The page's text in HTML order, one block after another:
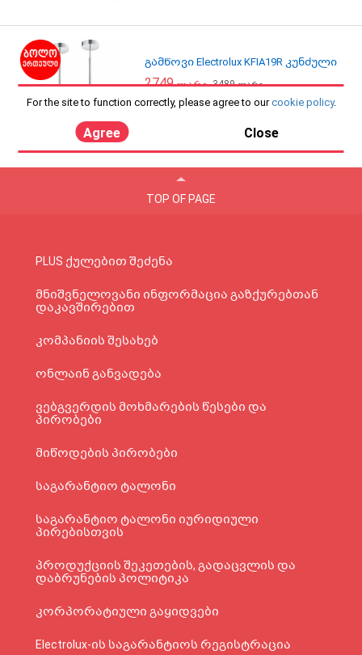
გამწოვი Electrolux KFIA19R კუნძული
2749 ლარი 3489ლარი
TOP OF PAGE
PLUS ქულებით შეძენა
მნიშვნელოვანი ინფორმაცია გაზქურებთან
დაკავშირებით
კომპანიის შესახებ
ონლაინ განვადება
ვებგვერდის მოხმარების წესები და
პირობები
მიწოდების პირობები
საგარანტიო ტალონი
საგარანტიო ტალონი იურიდიული
პირებისთვის
პროდუქციის შეკეთების, გადაცვლის და
დაბრუნების პოლიტიკა
კორპორატიული გაყიდვები
Electrolux-ის საგარანტიოს რეგისტრაცია
For the site to function correctly, please agree to ourcookie policy.
Agree Close